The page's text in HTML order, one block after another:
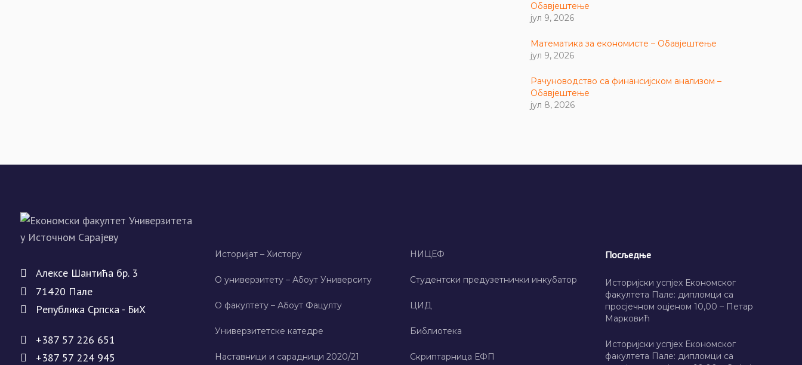
Обавјештење
јул 9, 2026
Математика за економисте – Обавјештење
јул 9, 2026
Рачуноводство са финансијском анализом –
Обавјештење
јул 8, 2026
Алeксe Шантића бр. 3
71420 Палe
Рeпублика Српска - БиХ
+387 57 226 651
+387 57 224 945
Историјат – Хисторy
О универзитету – Абоут Университy
О факултету – Абоут Фацултy
Универзитетске катедре
Наставници и сарадници 2020/21
НИЦЕФ
Студентски предузетнички инкубатор
ЦИД
Библиотека
Скриптарница ЕФП
Посљедње
Историјски успјех Економског
факултета Пале: дипломци са
просјечном оцјеном 10,00 – Петар
Марковић
Историјски успјех Економског
факултета Пале: дипломци са